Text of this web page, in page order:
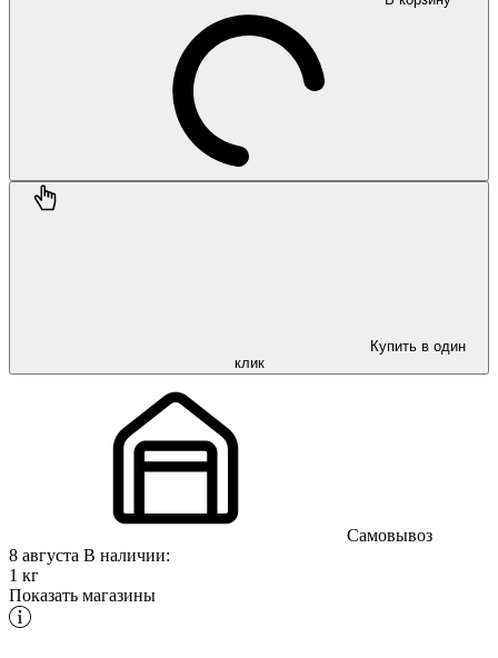
Купить в один
клик
Самовывоз
8 августа В наличии:
1 кг
Показать магазины